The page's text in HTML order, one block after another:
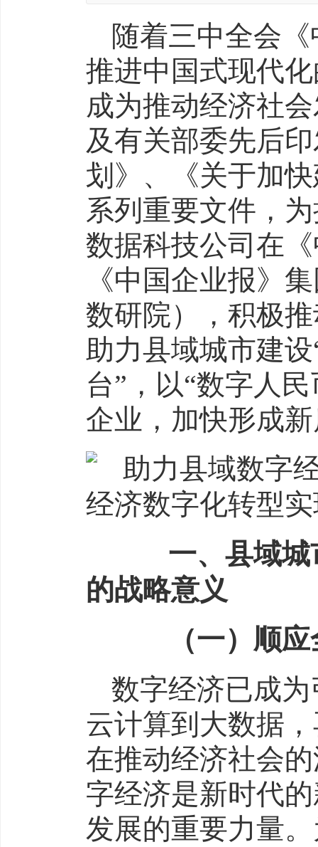
随着三中全会
推进中国式现代
成为推动经济社
及有关部委先后
划》、《关于加
系列重要文件，
数据科技公司在
《中国企业报》
数研院），积极
助力县域城市建
台”，以“数字人
企业，加快形成
一、县域城
的战略意义
（一）顺应
数字经济已成
云计算到大数据
在推动经济社会
字经济是新时代
发展的重要力量